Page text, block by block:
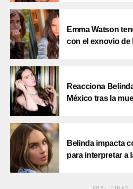
Emma Watson
con el exnovio de
Reacciona
México tras la
Belinda impacta
para interpretar a